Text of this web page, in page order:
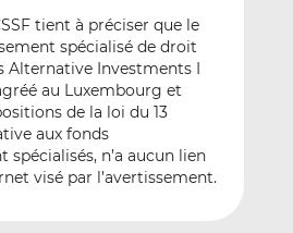
tient à préciser que le
spécialisé de droit
Alternative Investments I
au Luxembourg et
de la loi du 13
aux fonds
spécialisés, n’a aucun lien
visé par l’avertissement.